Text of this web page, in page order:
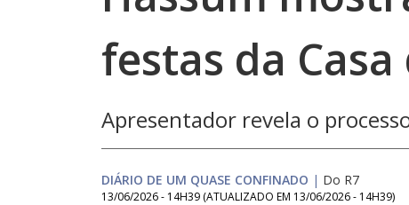
festas da
Apresentador revela o
DIÁRIO DE UM QUASE CONFINADO | Do R7
13/06/2026 - 14H39 (ATUALIZADO EM 13/06/2026 - 14H39)